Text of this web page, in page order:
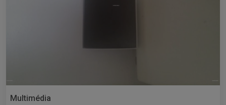
Multimédia